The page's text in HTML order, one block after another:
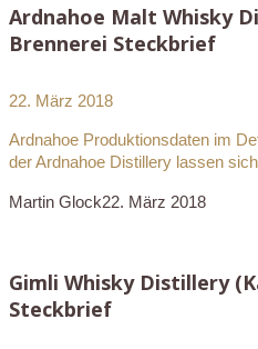
Ardnahoe Malt Whisky
Brennerei Steckbrief
22. März 2018
Ardnahoe Produktionsdaten im
der Ardnahoe Distillery lassen
Martin Glock22. März 2018
Gimli Whisky Distillery
Steckbrief